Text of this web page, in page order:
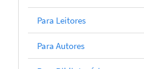
Para Leitores
Para Autores